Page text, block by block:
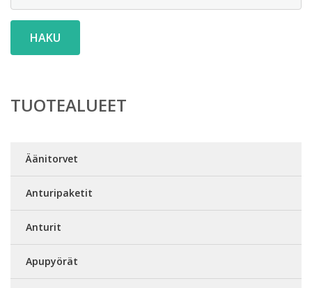
HAKU
TUOTEALUEET
Äänitorvet
Anturipaketit
Anturit
Apupyörät